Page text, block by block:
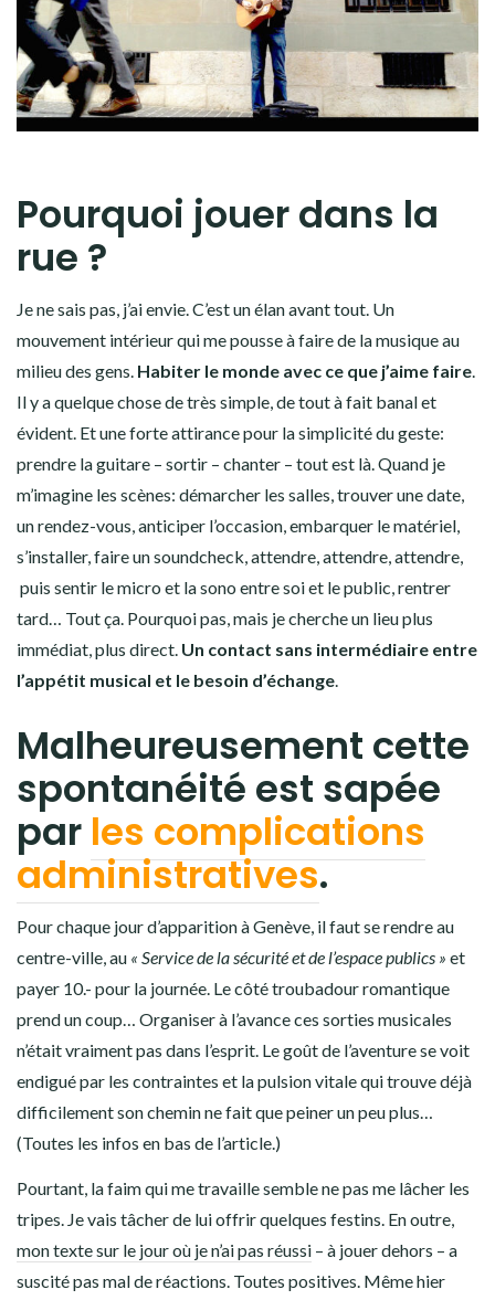
Pourquoi jouer dans la
rue ?
Je ne sais pas, j’ai envie. C’est un élan avant tout. Un
mouvement intérieur qui me pousse à faire de la musique au
milieu des gens. Habiter le monde avec ce que j’aime faire.
Il y a quelque chose de très simple, de tout à fait banal et
évident. Et une forte attirance pour la simplicité du geste:
prendre la guitare – sortir – chanter – tout est là. Quand je
m’imagine les scènes: démarcher les salles, trouver une date,
un rendez-vous, anticiper l’occasion, embarquer le matériel,
s’installer, faire un soundcheck, attendre, attendre, attendre,
puis sentir le micro et la sono entre soi et le public, rentrer
tard… Tout ça. Pourquoi pas, mais je cherche un lieu plus
immédiat, plus direct. Un contact sans intermédiaire entre
l’appétit musical et le besoin d’échange.
Malheureusement cette
spontanéité est sapée
par les complications
administratives.
Pour chaque jour d’apparition à Genève, il faut se rendre au
centre-ville, au « Service de la sécurité et de l’espace publics » et
payer 10.- pour la journée. Le côté troubadour romantique
prend un coup… Organiser à l’avance ces sorties musicales
n’était vraiment pas dans l’esprit. Le goût de l’aventure se voit
endigué par les contraintes et la pulsion vitale qui trouve déjà
difficilement son chemin ne fait que peiner un peu plus…
(Toutes les infos en bas de l’article.)
Pourtant, la faim qui me travaille semble ne pas me lâcher les
tripes. Je vais tâcher de lui offrir quelques festins. En outre,
mon texte sur le jour où je n’ai pas réussi – à jouer dehors – a
suscité pas mal de réactions. Toutes positives. Même hier